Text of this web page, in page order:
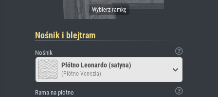
Nośnik i blejtram
Nośnik
Płótno Leonardo (satyna)
(Płótno Venezia)
Rama na płótno